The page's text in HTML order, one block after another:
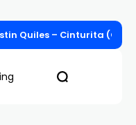
Quiles – Cinturita